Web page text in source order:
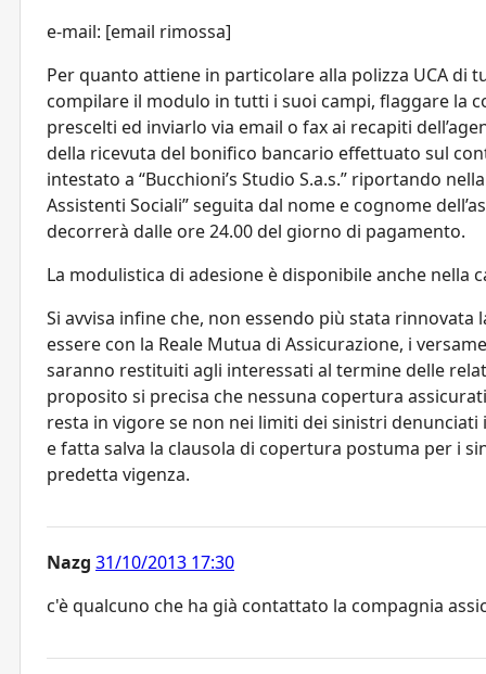
e-mail: [email rimossa]
Per quanto attiene in particolare alla polizza UCA di
compilare il modulo in tutti i suoi campi, flaggare la
prescelti ed inviarlo via email o fax ai recapiti
della ricevuta del bonifico bancario effettuato sul
intestato a “Bucchioni’s Studio S.a.s.” riportando
Assistenti Sociali” seguita dal nome e cognome
decorrerà dalle ore 24.00 del giorno di pagamento.
La modulistica di adesione è disponibile anche nella
Si avvisa infine che, non essendo più stata
essere con la Reale Mutua di Assicurazione, i
saranno restituiti agli interessati al termine delle
proposito si precisa che nessuna copertura
resta in vigore se non nei limiti dei sinistri
e fatta salva la clausola di copertura postuma per i
predetta vigenza.
Nazg 31/10/2013 17:30
c'è qualcuno che ha già contattato la compagnia